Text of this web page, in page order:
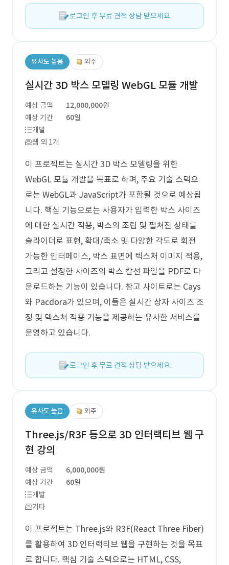
로그인 후 무료 견적 상담 받으세요.
유사도 높음 외주
실시간 3D 박스 모델링 WebGL 모듈 개발
예상 금액
12,000,000원
예상 기간
60일
개발
웹 외 1개
이 프로젝트는 실시간 3D 박스 모델링을 위한
WebGL 모듈 개발을 목표로 하며, 주요 기술 스택으
로는 WebGL과 JavaScript가 포함될 것으로 예상됩
니다. 핵심 기능으로는 사용자가 입력한 박스 사이즈
에 대한 실시간 적용, 박스의 조립 및 펼쳐진 상태를
슬라이더로 표현, 확대/축소 및 다양한 각도로 회전
가능한 인터페이스, 박스 표면에 텍스처 이미지 적용,
그리고 설정한 사이즈의 박스 칼선 파일을 PDF로 다
운로드하는 기능이 있습니다. 참고 사이트로는 Cays
와 Pacdora가 있으며, 이들은 실시간 상자 사이즈 조
정 및 텍스처 적용 기능을 제공하는 유사한 서비스를
운영하고 있습니다.
로그인 후 무료 견적 상담 받으세요.
유사도 높음 외주
Three.js/R3F 등으로 3D 인터랙티브 웹 구
현 강의
예상 금액
6,000,000원
예상 기간
60일
개발
기타
이 프로젝트는 Three.js와 R3F(React Three Fiber)
를 활용하여 3D 인터랙티브 웹을 구현하는 것을 목표
로 합니다. 핵심 기술 스택으로는 HTML, CSS,